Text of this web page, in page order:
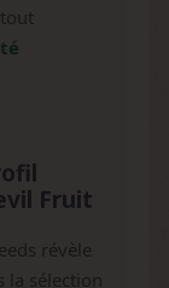
Fruit
révèle
la sélection